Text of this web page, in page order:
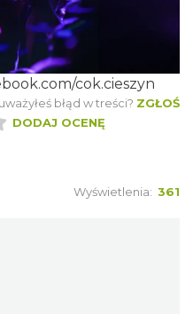
cok.cieszyn
błąd w treści? ZGŁOŚ
DODAJ OCENĘ
Wyświetlenia: 361